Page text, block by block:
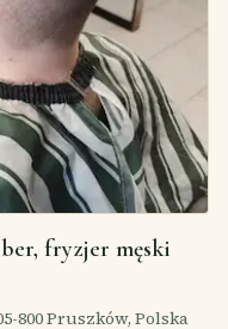
fryzjer męski
800 Pruszków, Polska